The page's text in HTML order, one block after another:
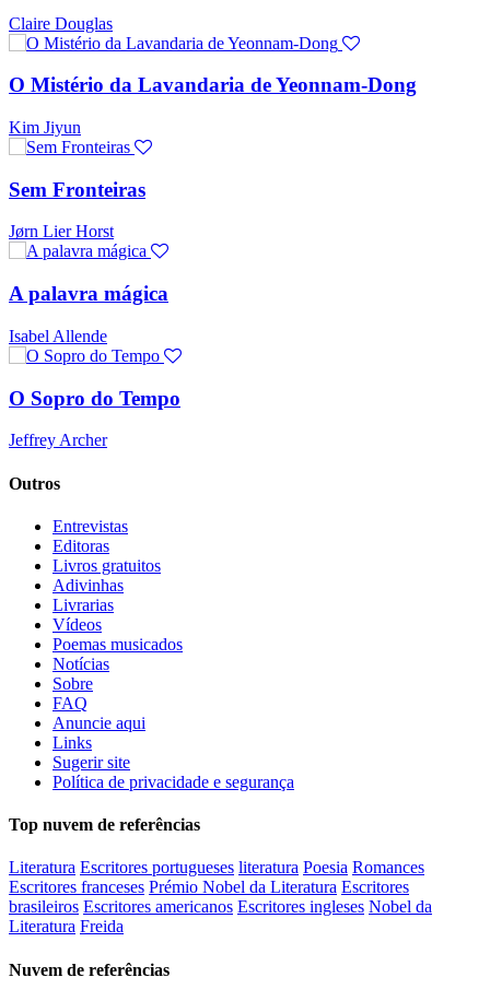
Claire Douglas
O Mistério da Lavandaria de Yeonnam-Dong
Kim Jiyun
Sem Fronteiras
Jørn Lier Horst
A palavra mágica
Isabel Allende
O Sopro do Tempo
Jeffrey Archer
Outros
Entrevistas
Editoras
Livros gratuitos
Adivinhas
Livrarias
Vídeos
Poemas musicados
Notícias
Sobre
FAQ
Anuncie aqui
Links
Sugerir site
Política de privacidade e segurança
Top nuvem de referências
Literatura Escritores portugueses literatura Poesia Romances
Escritores franceses Prémio Nobel da Literatura Escritores
brasileiros Escritores americanos Escritores ingleses Nobel da
Literatura Freida
Nuvem de referências